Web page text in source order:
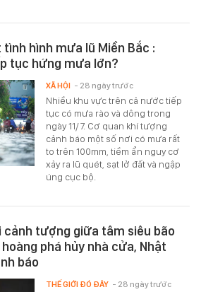
hình mưa lũ Miền Bắc :
tục hứng mưa lớn?
Nhiều khu vực trên cả nước tiếp
tục có mưa rào và dông trong
ngày 11/7. Cơ quan khí tượng
cảnh báo một số nơi có mưa rất
to trên 100mm, tiềm ẩn nguy cơ
xảy ra lũ quét, sạt lở đất và ngập
úng cục bộ.
XÃ HỘI - 28 ngày trước
cảnh tượng giữa tâm siêu bão
phá hủy nhà cửa, Nhật
báo
THẾ GIỚI ĐÓ ĐÂY - 28 ngày trước